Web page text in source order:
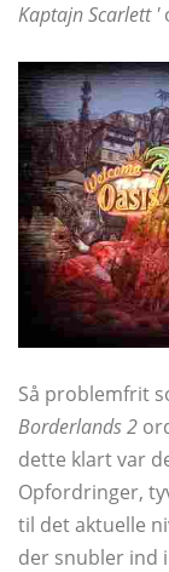
Kaptajn Scarlett '
Så problemfrit
Borderlands 2
dette klart var
Opfordringer,
til det aktuelle
der snubler ind